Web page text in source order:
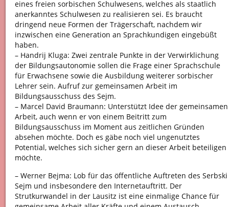
eines freien sorbischen Schulwesens, welches als staatlich
anerkanntes Schulwesen zu realisieren sei. Es braucht
dringend neue Formen der Trägerschaft, nachdem wir
inzwischen eine Generation an Sprachkundigen eingebüßt
haben.
– Handrij Kluga: Zwei zentrale Punkte in der Verwirklichung
der Bildungsautonomie sollen die Frage einer Sprachschule
für Erwachsene sowie die Ausbildung weiterer sorbischer
Lehrer sein. Aufruf zur gemeinsamen Arbeit im
Bildungsausschuss des Sejm.
– Marcel David Braumann: Unterstützt Idee der gemeinsamen
Arbeit, auch wenn er von einem Beitritt zum
Bildungsausschuss im Moment aus zeitlichen Gründen
absehen möchte. Doch es gäbe noch viel ungenutztes
Potential, welches sich sicher gern an dieser Arbeit beteiligen
möchte.
– Werner Bejma: Lob für das öffentliche Auftreten des Serbski
Sejm und insbesondere den Internetauftritt. Der
Strutkurwandel in der Lausitz ist eine einmalige Chance für